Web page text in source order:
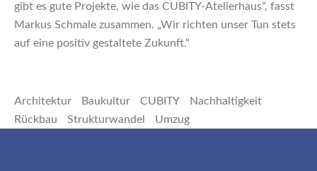
gibt es gute Projekte, wie das CUBITY-Atelierhaus“, fasst
Markus Schmale zusammen. „Wir richten unser Tun stets
auf eine positiv gestaltete Zukunft.“
Architektur Baukultur CUBITY
Nachhaltigkeit
Rückbau
Strukturwandel Umzug